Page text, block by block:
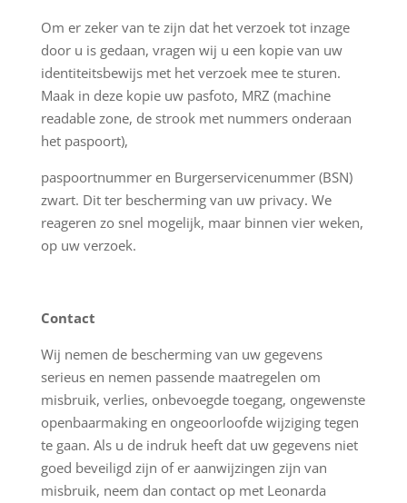
Om er zeker van te zijn dat het verzoek tot inzage
door u is gedaan, vragen wij u een kopie van uw
identiteitsbewijs met het verzoek mee te sturen.
Maak in deze kopie uw pasfoto, MRZ (machine
readable zone, de strook met nummers onderaan
het paspoort),
paspoortnummer en Burgerservicenummer (BSN)
zwart. Dit ter bescherming van uw privacy. We
reageren zo snel mogelijk, maar binnen vier weken,
op uw verzoek.
Contact
Wij nemen de bescherming van uw gegevens
serieus en nemen passende maatregelen om
misbruik, verlies, onbevoegde toegang, ongewenste
openbaarmaking en ongeoorloofde wijziging tegen
te gaan. Als u de indruk heeft dat uw gegevens niet
goed beveiligd zijn of er aanwijzingen zijn van
misbruik, neem dan contact op met Leonarda